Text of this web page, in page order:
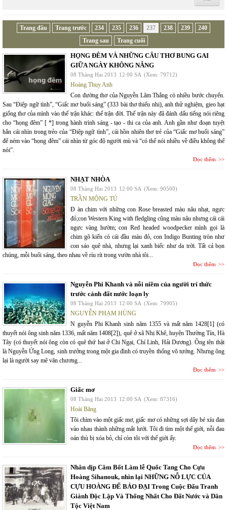
Trang đầu Trang trước 234 235 236 237 238 239
240
Trang sau
Trang cuối
HỌNG ĐÊM VÀ NHỮNG CÂU THƠ BUNG GAI
GIỮA NGÀY KHÔNG NẮNG
08 Tháng Hai 2013 12:00 SA (Xem: 79712)
Hoàng Thụy Anh
Con đường thơ của Nguyễn Lãm Thắng có nhiều bước chuyển.
Sau “Điệp ngữ tình”, “Giấc mơ buổi sáng” (333 bài thơ thiếu nhi), anh thử nghiệm, gieo hạt
giống thơ của mình vào thế trận khác: thế trận đời. Thế trận này đã đánh dấu tiếng nói riêng
cho “họng đêm” [ *] trong hành trình sáng - tạo - thi ca của anh. Anh gần như đoạn tuyệt
hẳn cái nhìn trong trẻo của “Điệp ngữ tình”, cái hồn nhiên thơ trẻ của “Giấc mơ buổi sáng”
để ném vào “họng đêm” cái nhìn từ góc độ người mù và “có thể nói nhiều về điều không thể
nói”.
Đọc thêm
NHẠT NHÒA
08 Tháng Hai 2013 12:00 SA (Xem: 90500)
TRẦN MỘNG TÚ
Đ àn chim với những con Rose breasted màu nâu nhạt, ngực
đỏ;con Western King with fledgling cũng màu nâu nhưng cái cái
ngực vàng hườm; con Red headed woodpecker mình gọi là
chim gõ kiến có cái đầu màu đỏ, con Indigo Bunting tròn như
con sáo quê nhà, nhưng lại xanh biếc như da trời. Tất cả bọn
chúng, mỗi buổi sáng, theo nhau về ríu rít trong vườn nhà tôi...
Đọc thêm
Nguyễn Phi Khanh và nỗi niềm của người trí thức
trước cảnh đất nước loạn ly
08 Tháng Hai 2013 12:00 SA (Xem: 79905)
NGUYỄN PHẠM HÙNG
N guyễn Phi Khanh sinh năm 1355 và mất năm 1428[1] (có
thuyết nói ông sinh năm 1336, mất năm 1408[2]), quê ở xã Nhị Khê, huyện Thường Tín, Hà
Tây (có thuyết nói ông còn có quê thứ hai ở Chi Ngại, Chí Linh, Hải Dương). Ông tên thật
là Nguyễn Ứng Long, sinh trưởng trong một gia đình có truyền thống võ tướng. Nhưng ông
lại là người say mê văn chương...
Đọc thêm
Giấc mơ
08 Tháng Hai 2013 12:00 SA (Xem: 87316)
Hoài Băng
Tôi chìm vào một giấc mơ, giấc mơ có những sợi dây bé xíu đan
vào nhau thành những mắt lưới. Tôi đi tìm một thế giới, nỗi đau
oán thù bị xóa bỏ, chỉ còn tôi với thế giới ấy.
Đọc thêm
Nhân dịp Căm Bốt Làm lễ Quốc Tang Cho Cựu
Hoàng Sihanouk, nhìn lại NHỮNG NỖ LỰC CỦA
CỰU HOÀNG ĐẾ BẢO ĐẠI Trong Cuộc Đấu Tranh
Giành Độc Lập Và Thống Nhất Cho Đất Nước và Dân
Tộc Việt Nam